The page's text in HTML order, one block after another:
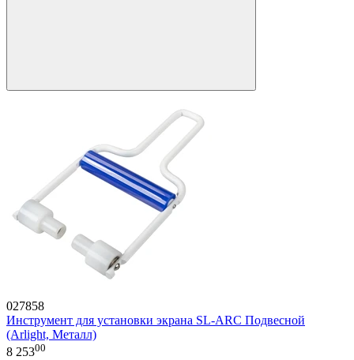
027858
Инструмент для установки экрана SL-ARC Подвесной
(Arlight, Металл)
8 25300